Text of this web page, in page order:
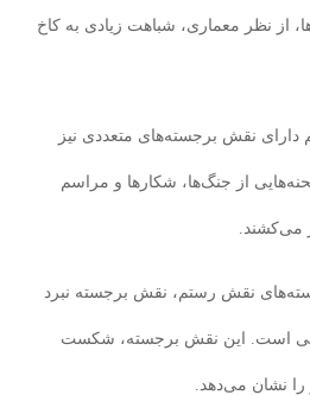
از نظر معماری، شباهت زیادی به کاخ
دارای نقش برجسته‌های متعددی نیز
از جنگ‌ها، شکارها و مراسم
می‌کشند.
نقش رستم، نقش برجسته نبرد
است. این نقش برجسته، شکست
را نشان می‌دهد.